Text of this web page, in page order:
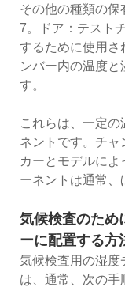
その他の種類の保
7。ドア：テスト
するために使用さ
ンバー内の温度と
す。
これらは、一定
ネントです。チャ
カーとモデルに
ーネントは通常、
気候検査のため
ーに配置する方
気候検査用の湿度
は、通常、次の手